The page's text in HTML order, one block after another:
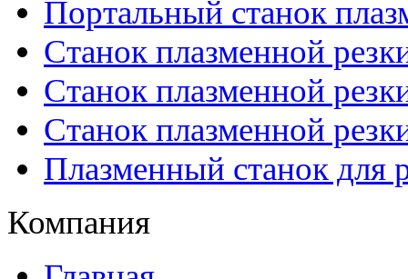
Портальный станок
Станок плазменной
Станок плазменной
Станок плазменной
Плазменный станок для
Компания